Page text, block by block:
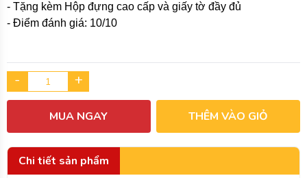
- Tặng kèm Hộp đựng cao cấp và giấy tờ đầy đủ
- Điểm đánh giá: 10/10
- +
MUA NGAY THÊM VÀO GIỎ
Chi tiết sản phẩm